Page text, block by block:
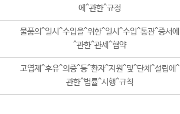
에^관한^규정
물품의^일시^수입을^위한^일시^수입^통관^증서에
^관한^관세^협약
고엽제^후유^의증^등^환자^지원^및^단체^설립에^
관한^법률^시행^규칙